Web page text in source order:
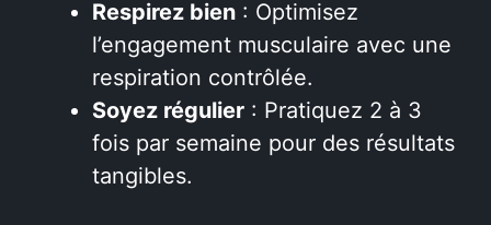
Respirez bien : Optimisez
l’engagement musculaire avec une
respiration contrôlée.
Soyez régulier : Pratiquez 2 à 3
fois par semaine pour des résultats
tangibles.